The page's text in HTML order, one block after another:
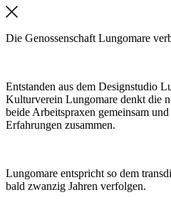
Die Genossenschaft Lungomare
Entstanden aus dem Designstudio
Kulturverein Lungomare denkt die
beide Arbeitspraxen gemeinsam
Erfahrungen zusammen.
Lungomare entspricht so dem
bald zwanzig Jahren verfolgen.